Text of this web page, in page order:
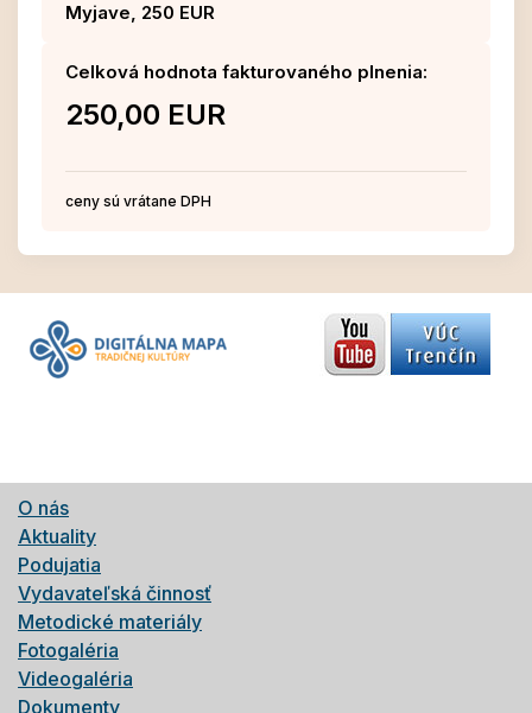
Myjave, 250 EUR
Celková hodnota fakturovaného plnenia:
250,00 EUR
ceny sú vrátane DPH
O nás
Aktuality
Podujatia
Vydavateľská činnosť
Metodické materiály
Fotogaléria
Videogaléria
Dokumenty